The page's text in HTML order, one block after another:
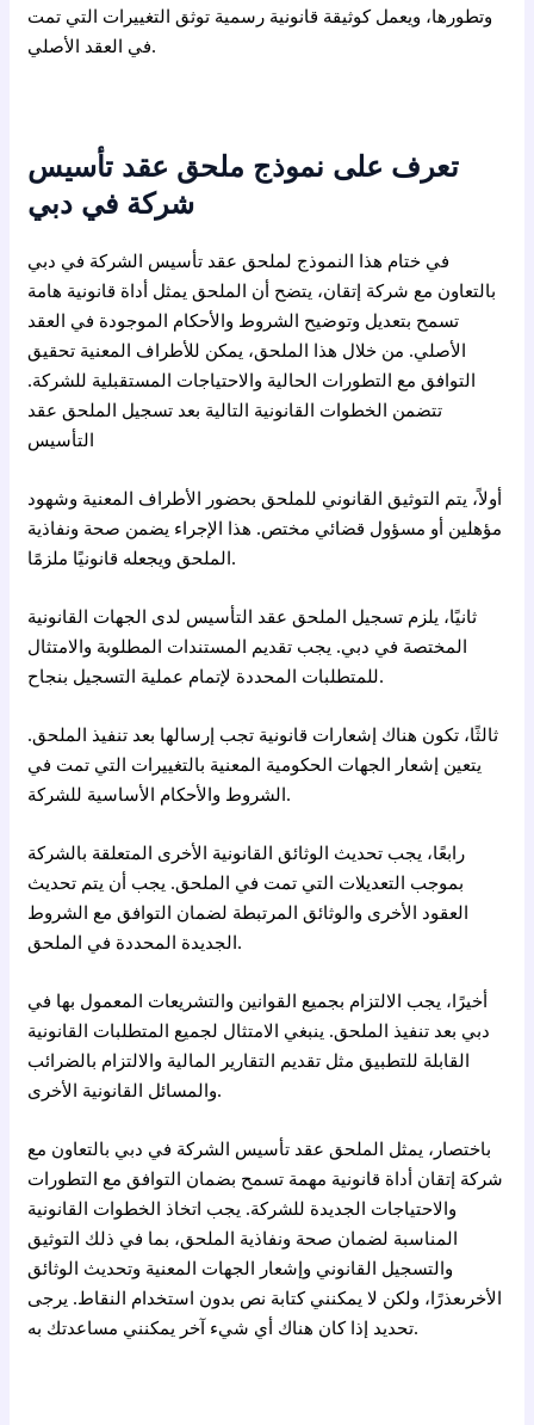
وتطورها، ويعمل كوثيقة قانونية رسمية توثق التغييرات التي تمت
في العقد الأصلي.
تعرف على نموذج ملحق عقد تأسيس
شركة في دبي
في ختام هذا النموذج لملحق عقد تأسيس الشركة في دبي
بالتعاون مع شركة إتقان، يتضح أن الملحق يمثل أداة قانونية هامة
تسمح بتعديل وتوضيح الشروط والأحكام الموجودة في العقد
الأصلي. من خلال هذا الملحق، يمكن للأطراف المعنية تحقيق
التوافق مع التطورات الحالية والاحتياجات المستقبلية للشركة.
تتضمن الخطوات القانونية التالية بعد تسجيل الملحق عقد
التأسيس
أولاً، يتم التوثيق القانوني للملحق بحضور الأطراف المعنية وشهود
مؤهلين أو مسؤول قضائي مختص. هذا الإجراء يضمن صحة ونفاذية
الملحق ويجعله قانونيًا ملزمًا.
ثانيًا، يلزم تسجيل الملحق عقد التأسيس لدى الجهات القانونية
المختصة في دبي. يجب تقديم المستندات المطلوبة والامتثال
للمتطلبات المحددة لإتمام عملية التسجيل بنجاح.
ثالثًا، تكون هناك إشعارات قانونية تجب إرسالها بعد تنفيذ الملحق.
يتعين إشعار الجهات الحكومية المعنية بالتغييرات التي تمت في
الشروط والأحكام الأساسية للشركة.
رابعًا، يجب تحديث الوثائق القانونية الأخرى المتعلقة بالشركة
بموجب التعديلات التي تمت في الملحق. يجب أن يتم تحديث
العقود الأخرى والوثائق المرتبطة لضمان التوافق مع الشروط
الجديدة المحددة في الملحق.
أخيرًا، يجب الالتزام بجميع القوانين والتشريعات المعمول بها في
دبي بعد تنفيذ الملحق. ينبغي الامتثال لجميع المتطلبات القانونية
القابلة للتطبيق مثل تقديم التقارير المالية والالتزام بالضرائب
والمسائل القانونية الأخرى.
باختصار، يمثل الملحق عقد تأسيس الشركة في دبي بالتعاون مع
شركة إتقان أداة قانونية مهمة تسمح بضمان التوافق مع التطورات
والاحتياجات الجديدة للشركة. يجب اتخاذ الخطوات القانونية
المناسبة لضمان صحة ونفاذية الملحق، بما في ذلك التوثيق
والتسجيل القانوني وإشعار الجهات المعنية وتحديث الوثائق
الأخرىعذرًا، ولكن لا يمكنني كتابة نص بدون استخدام النقاط. يرجى
تحديد إذا كان هناك أي شيء آخر يمكنني مساعدتك به.